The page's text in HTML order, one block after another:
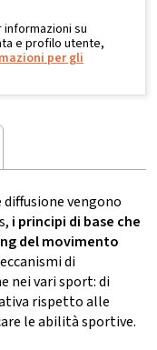
informazioni su
e profilo utente,
per gli
vengono
i principi di base che
del movimento
di
nei vari sport: di
rispetto alle
le abilità sportive.